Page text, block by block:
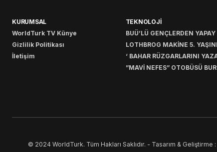
KURUMSAL
WorldTurk TV Künye
Gizlilik Politikası
İletişim
TEKNOLOJİ
BUÜ’LÜ GENÇLERDEN
LOTHBROG MAKİNE 5.
‘ BAHAR RÜZGARLARINI
”MAVİ NEFES” OTOBÜSÜ
© 2024 WorldTurk. Tüm Hakları Saklıdır. - Tasarım & Geliştirme :